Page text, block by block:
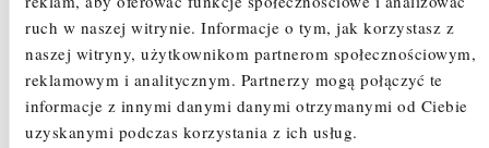
ruch w naszej witrynie. Informacje o tym, jak korzystasz z
naszej witryny, użytkownikom partnerom społecznościowym,
reklamowym i analitycznym. Partnerzy mogą połączyć te
informacje z innymi danymi danymi otrzymanymi od Ciebie
uzyskanymi podczas korzystania z ich usług.
wszystkim w przypadku ciężkich pokryć, lecz nie tylko.
W naszym kraju windy dekarskie elektryczne dopiero
zyskują popularność, a do transportu materiałów często
wykorzystuje się wciąż tradycyjne ręczne windy z
kołowrotkiem. Wyciągarki elektryczne są niemal
niezbędnym elementem podczas przeprowadzania prac